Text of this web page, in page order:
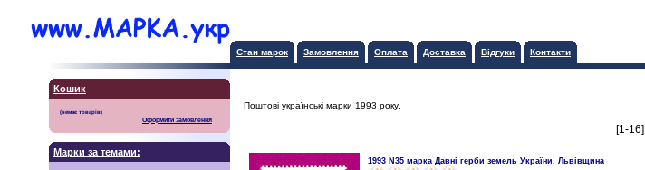
Стан марок Замовлення Оплата Доставка Відгуки Контакти
Кошик
Оформити замовлення
Марки за темами:
Поштові українські марки 1993 року.
[1-16]
1993 N35 марка Давні герби земель України. Львівщина